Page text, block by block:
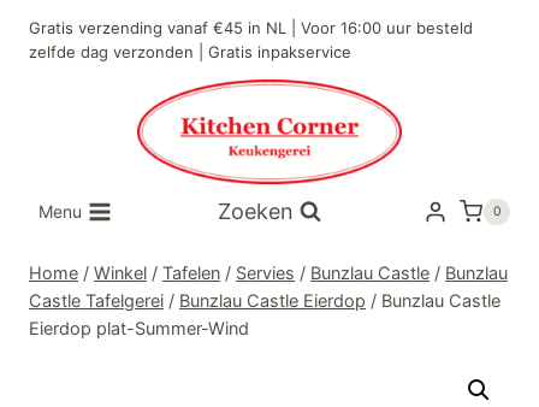
naar
Gratis verzending vanaf €45 in NL | Voor 16:00 uur besteld
zelfde dag verzonden | Gratis inpakservice
Menu Zoeken 0
Home / Winkel / Tafelen / Servies / Bunzlau Castle / Bunzlau
Castle Tafelgerei / Bunzlau Castle Eierdop / Bunzlau Castle
Eierdop plat-Summer-Wind